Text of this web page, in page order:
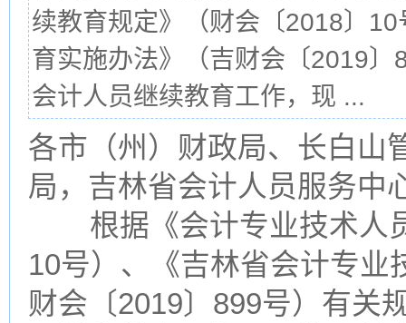
续教育规定》（财会〔2018〕
育实施办法》（吉财会〔2019
会计人员继续教育工作，现 ...
各市（州）财政局、长白山
局，吉林省会计人员服务中
根据《会计专业技术人
10号）、《吉林省会计专业
财会〔2019〕899号）有关